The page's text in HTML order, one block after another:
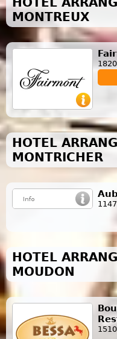
MONTREUX
HOTEL
MONTRICHER
HOTEL
MOUDON